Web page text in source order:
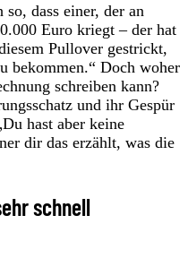
so, dass einer, der an
Euro kriegt – der hat
Pullover gestrickt,
bekommen.“ Doch woher
schreiben kann?
und ihr Gespür
hast aber keine
dir das erzählt, was die
schnell